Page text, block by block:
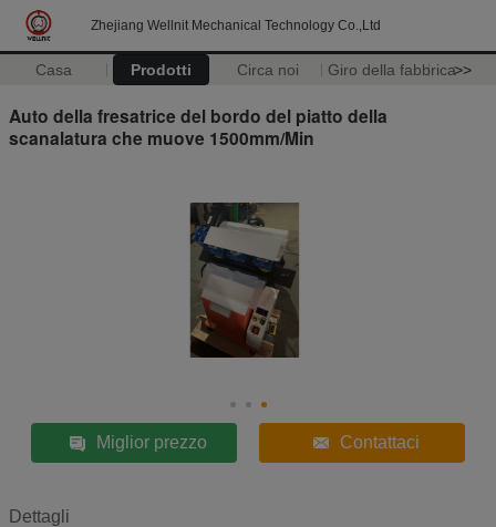
Zhejiang Wellnit Mechanical Technology Co.,Ltd
Casa Prodotti Circa noi Giro della fabbrica>>
Auto della fresatrice del bordo del piatto della
scanalatura che muove 1500mm/Min
Miglior prezzo Contattaci
Dettagli